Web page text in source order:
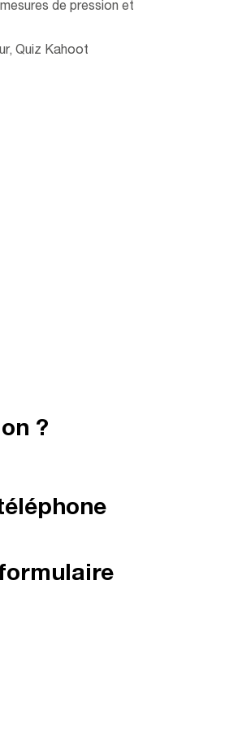
de pression et
Quiz Kahoot
?